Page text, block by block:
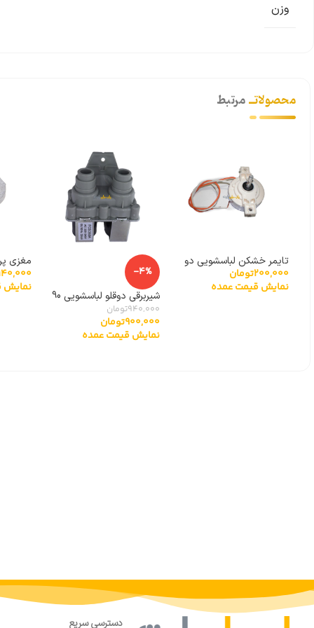
وزن
محصولاتــمرتبط
تایمر خشکن لباسشویی دو
قلو 2 سیم
200,000تومان
نمایش قیمت عمده
-4%
شیربرقی دوقلو لباسشویی 90
درجه توشیبا
940,000تومان
900,000تومان
نمایش قیمت عمده
مغزی پروانه
نمایش
دسترسی سریع